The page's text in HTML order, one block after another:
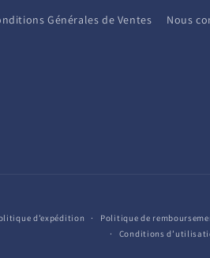
Générales de Ventes Nous
d’expédition Politique de
Conditions